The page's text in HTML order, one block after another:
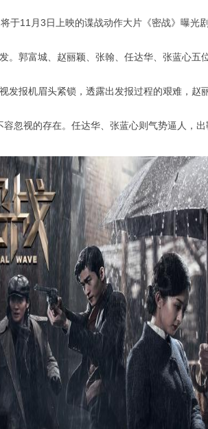
于11月3日上映的谍战动作大片《密战》曝光
。郭富城、赵丽颖、张翰、任达华、张蓝心五
发报机眉头紧锁，透露出发报过程的艰难，
容忽视的存在。任达华、张蓝心则气势逼人，